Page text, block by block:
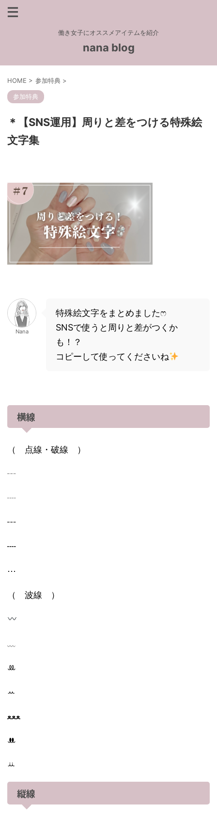
働き女子にオススメアイテムを紹介
nana blog
HOME > 参加特典 >
参加特典
＊【SNS運用】周りと差をつける特殊絵
文字集
Nana
特殊絵文字をまとめましたෆ
SNSで使うと周りと差がつくか
も！？
コピーして使ってくださいね
横線
（ 点線・破線 ）
┄
┈
┅
┉
⋯
（ 波線 ）
﹏
ꔛ‬
ꕀ
ﻌﻌﻌ
ꔚ
ꕁ
縦線